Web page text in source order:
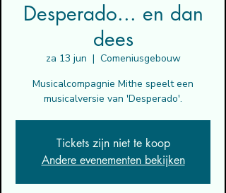
Desperado... en dan
dees
za 13 jun
  |
Comeniusgebouw
Musicalcompagnie Mithe speelt een
musicalversie van 'Desperado'.
Tickets zijn niet te koop
Andere evenementen bekijken